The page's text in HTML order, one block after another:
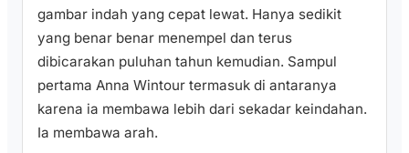
gambar indah yang cepat lewat. Hanya sedikit
yang benar benar menempel dan terus
dibicarakan puluhan tahun kemudian. Sampul
pertama Anna Wintour termasuk di antaranya
karena ia membawa lebih dari sekadar keindahan.
Ia membawa arah.